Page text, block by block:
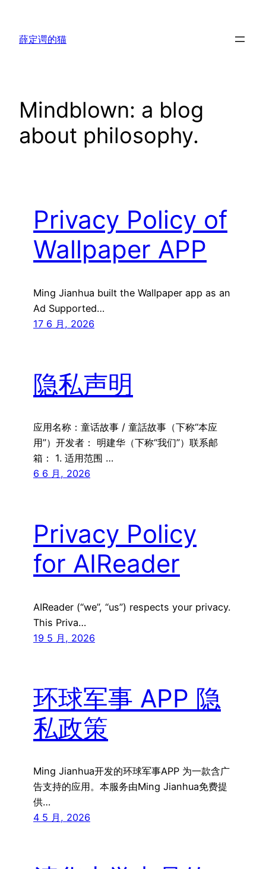
薛定谔的猫
Mindblown: a blog
about philosophy.
Privacy Policy of
Wallpaper APP
Ming Jianhua built the Wallpaper app as an
Ad Supported…
17 6 月, 2026
隐私声明
应用名称：童话故事 / 童話故事（下称“本应
用”）开发者： 明建华（下称“我们”）联系邮
箱： 1. 适用范围 …
6 6 月, 2026
Privacy Policy
for AIReader
AIReader (“we”, “us”) respects your privacy.
This Priva…
19 5 月, 2026
环球军事 APP 隐
私政策
Ming Jianhua开发的环球军事APP 为一款含广
告支持的应用。本服务由Ming Jianhua免费提
供…
4 5 月, 2026